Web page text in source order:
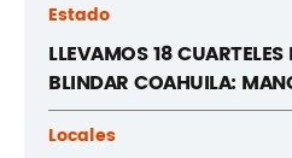
Estado
LLEVAMOS 18
BLINDAR COAHUILA:
Locales